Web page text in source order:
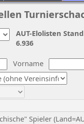
Vorname
Spieler
AUT-Elolisten
6.936